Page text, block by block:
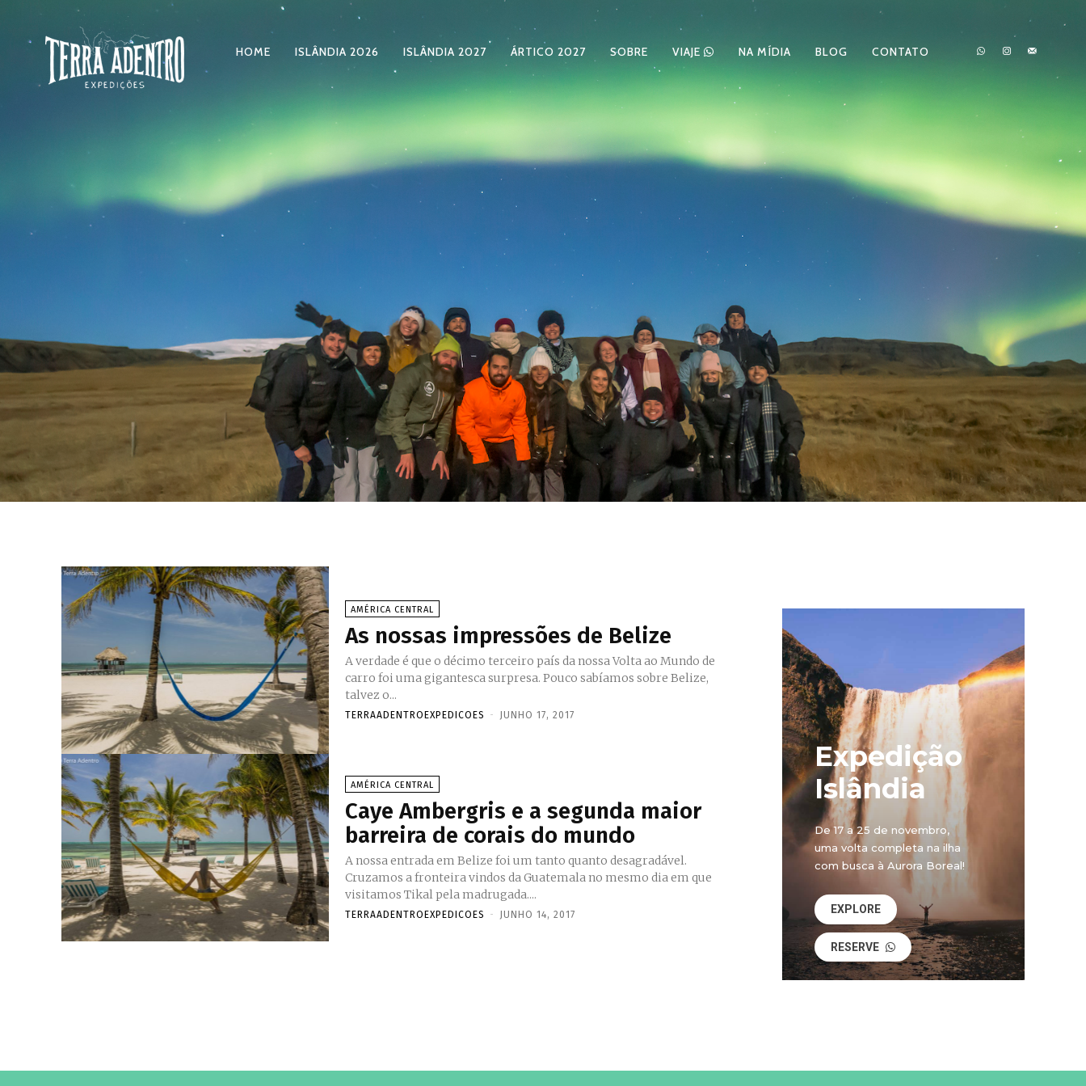
HOME ISLÂNDIA 2026 ISLÂNDIA 2027 ÁRTICO 2027 SOBRE VIAJE NA MÍDIA BLOG CONTATO
AMÉRICA CENTRAL
As nossas impressões de Belize
A verdade é que o décimo terceiro país da nossa Volta ao Mundo de
carro foi uma gigantesca surpresa. Pouco sabíamos sobre Belize,
talvez o...
TERRAADENTROEXPEDICOES - JUNHO 17, 2017
AMÉRICA CENTRAL
Caye Ambergris e a segunda maior
barreira de corais do mundo
A nossa entrada em Belize foi um tanto quanto desagradável.
Cruzamos a fronteira vindos da Guatemala no mesmo dia em que
visitamos Tikal pela madrugada....
TERRAADENTROEXPEDICOES - JUNHO 14, 2017
Expedição
Islândia
De 17 a 25 de novembro,
uma volta completa na ilha
com busca à Aurora Boreal!
EXPLORE
RESERVE